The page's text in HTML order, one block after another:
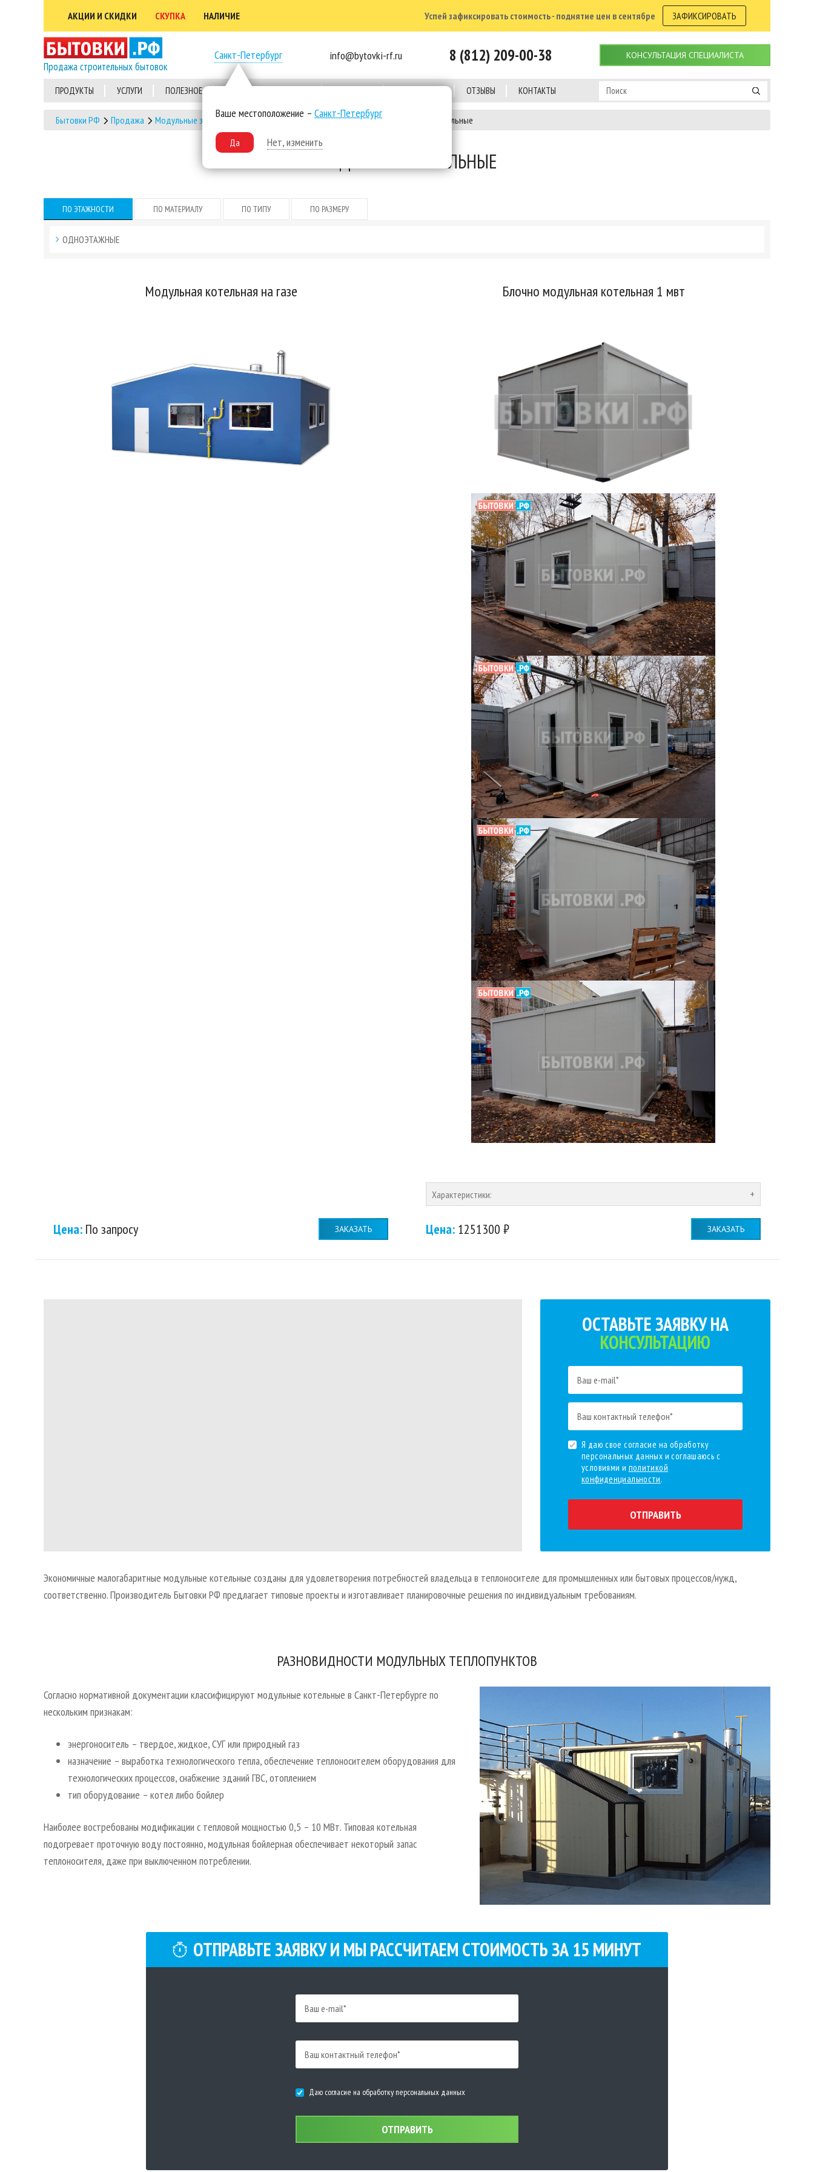
АКЦИИ И СКИДКИ СКУПКА НАЛИЧИЕ Успей зафиксировать стоимость - поднятие цен в сентябре ЗАФИКСИРОВАТЬ
Продажа строительных бытовок
Санкт-Петербург
Ваше местоположение – Санкт-Петербург
Да Нет, изменить
info@bytovki-rf.ru 8 (812) 209-00-38 КОНСУЛЬТАЦИЯ СПЕЦИАЛИСТА
ПРОДУКТЫ УСЛУГИ ПОЛЕЗНОЕ ОТЗЫВЫ КОНТАКТЫ
Бытовки РФ Продажа Модульные здания Модульные здания под оборудование Модульные котельные
МОДУЛЬНЫЕ КОТЕЛЬНЫЕ
ПО ЭТАЖНОСТИ ПО МАТЕРИАЛУ ПО ТИПУ ПО РАЗМЕРУ
ОДНОЭТАЖНЫЕ
Модульная котельная на газе
Цена: По запросу ЗАКАЗАТЬ
Блочно модульная котельная 1 мвт
Характеристики:
Цена: 1251300 ₽ ЗАКАЗАТЬ
ОСТАВЬТЕ ЗАЯВКУ НА
КОНСУЛЬТАЦИЮ
Я даю свое согласие на обработку
персональных данных и соглашаюсь с
условиями и политикой
конфиденциальности.
ОТПРАВИТЬ
Экономичные малогабаритные модульные котельные созданы для удовлетворения потребностей владельца в теплоносителе для промышленных или бытовых процессов/нужд,
соответственно. Производитель Бытовки РФ предлагает типовые проекты и изготавливает планировочные решения по индивидуальным требованиям.
РАЗНОВИДНОСТИ МОДУЛЬНЫХ ТЕПЛОПУНКТОВ
Согласно нормативной документации классифицируют модульные котельные в Санкт-Петербурге по
нескольким признакам:
энергоноситель – твердое, жидкое, СУГ или природный газ
назначение – выработка технологического тепла, обеспечение теплоносителем оборудования для
технологических процессов, снабжение зданий ГВС, отоплением
тип оборудование – котел либо бойлер
Наиболее востребованы модификации с тепловой мощностью 0,5 – 10 МВт. Типовая котельная
подогревает проточную воду постоянно, модульная бойлерная обеспечивает некоторый запас
теплоносителя, даже при выключенном потреблении.
ОТПРАВЬТЕ ЗАЯВКУ И МЫ РАСCЧИТАЕМ СТОИМОСТЬ ЗА 15 МИНУТ
Даю согласие на обработку персональных данных
ОТПРАВИТЬ